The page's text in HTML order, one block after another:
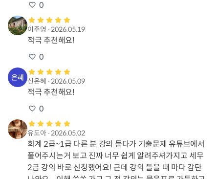
0
이주영 ∙2026.05.19
적극 추천해요!
0
신은혜 ∙2026.05.09
적극 추천해요!
0
유도아∙2026.05.02
회계 2급~1급 다른 분 강의 듣다가 기출문제 유튜브에서
풀어주시는거 보고 진짜 너무 쉽게 알려주셔가지고 세무
2급 강의 바로 신청했어요! 근데 강의 들을 때 마다 감탄